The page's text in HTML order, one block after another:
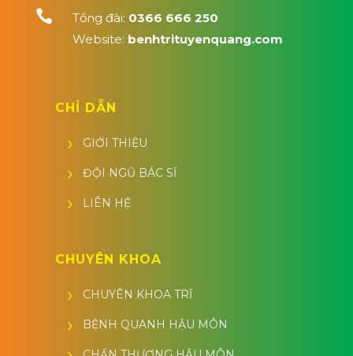
 Tổng đài: 0366 666 250
Website: benhtrituyenquang.com
CHỈ DẪN
GIỚI THIỆU
ĐỘI NGŨ BÁC SĨ
LIÊN HỆ
CHUYÊN KHOA
CHUYÊN KHOA TRĨ
BỆNH QUANH HẬU MÔN